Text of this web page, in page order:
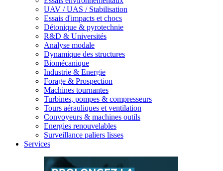
UAV / UAS / Stabilisation
Essais d'impacts et chocs
Détonique & pyrotechnie
R&D & Universités
Analyse modale
Dynamique des structures
Biomécanique
Industrie & Energie
Forage & Prospection
Machines tournantes
Turbines, pompes & compresseurs
Tours aérauliques et ventilation
Convoyeurs & machines outils
Energies renouvelables
Surveillance paliers lisses
Services